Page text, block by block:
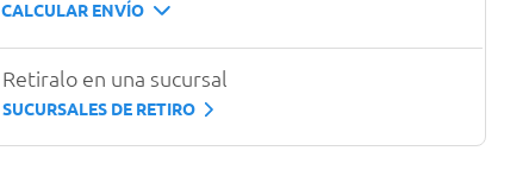
CALCULAR ENVÍO
Retiralo en una sucursal
SUCURSALES DE RETIRO